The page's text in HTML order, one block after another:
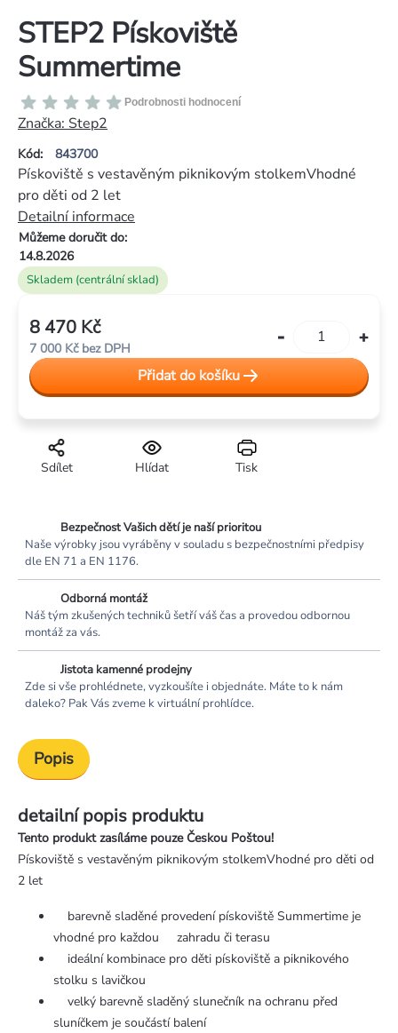
STEP2 Pískoviště
Summertime
Kód: 843700
Průměrné
hodnocení
produktu
je
z
5
hvězdiček.
Podrobnosti hodnocení
Značka: Step2
Skladem (centrální sklad)
Můžeme doručit do:
14.8.2026
Pískoviště s vestavěným piknikovým stolkemVhodné
pro děti od 2 let
Detailní informace
Tisk
Hlídat
Sdílet
8 470 Kč
7 000 Kč bez DPH
cena:
Přidat do košíku
Bezpečnost Vašich dětí je naší prioritou
Naše výrobky jsou vyráběny v souladu s bezpečnostními předpisy
dle EN 71 a EN 1176.
Odborná montáž
Náš tým zkušených techniků šetří váš čas a provedou odbornou
montáž za vás.
Jistota kamenné prodejny
Zde si vše prohlédnete, vyzkoušíte i objednáte. Máte to k nám
daleko? Pak Vás zveme k virtuální prohlídce.
Popis
detailní popis produktu
Tento produkt zasíláme pouze Českou Poštou!
Pískoviště s vestavěným piknikovým stolkemVhodné pro děti od
2 let
barevně sladěné provedení pískoviště Summertime je
vhodné pro každou zahradu či terasu
ideální kombinace pro děti pískoviště a piknikového
stolku s lavičkou
velký barevně sladěný slunečník na ochranu před
sluníčkem je součástí balení